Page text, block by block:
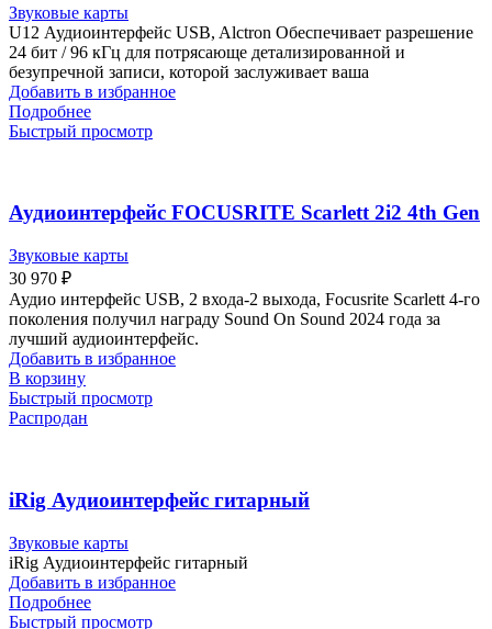
Звуковые карты
U12 Аудиоинтерфейс USB, Alctron Обеспечивает разрешение
24 бит / 96 кГц для потрясающе детализированной и
безупречной записи, которой заслуживает ваша
Добавить в избранное
Подробнее
Быстрый просмотр
Аудиоинтерфейс FOCUSRITE Scarlett 2i2 4th Gen
Звуковые карты
30 970 ₽
Аудио интерфейс USB, 2 входа-2 выхода, Focusrite Scarlett 4-го
поколения получил награду Sound On Sound 2024 года за
лучший аудиоинтерфейс.
Добавить в избранное
В корзину
Быстрый просмотр
Распродан
iRig Аудиоинтерфейс гитарный
Звуковые карты
iRig Аудиоинтерфейс гитарный
Добавить в избранное
Подробнее
Быстрый просмотр